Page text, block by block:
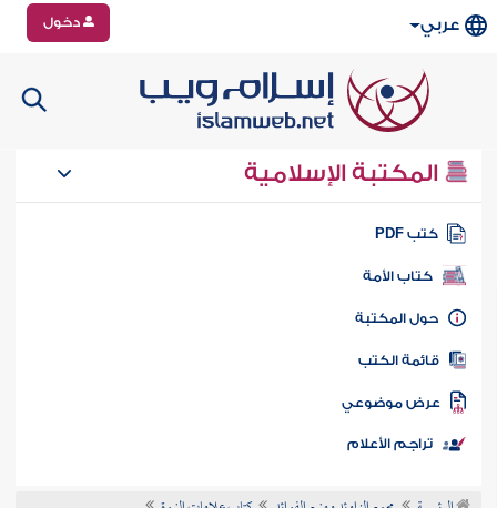
عربي دخول
المكتبة الإسلامية
كتب PDF
كتاب الأمة
المكتبة
الكتب
موضوعي